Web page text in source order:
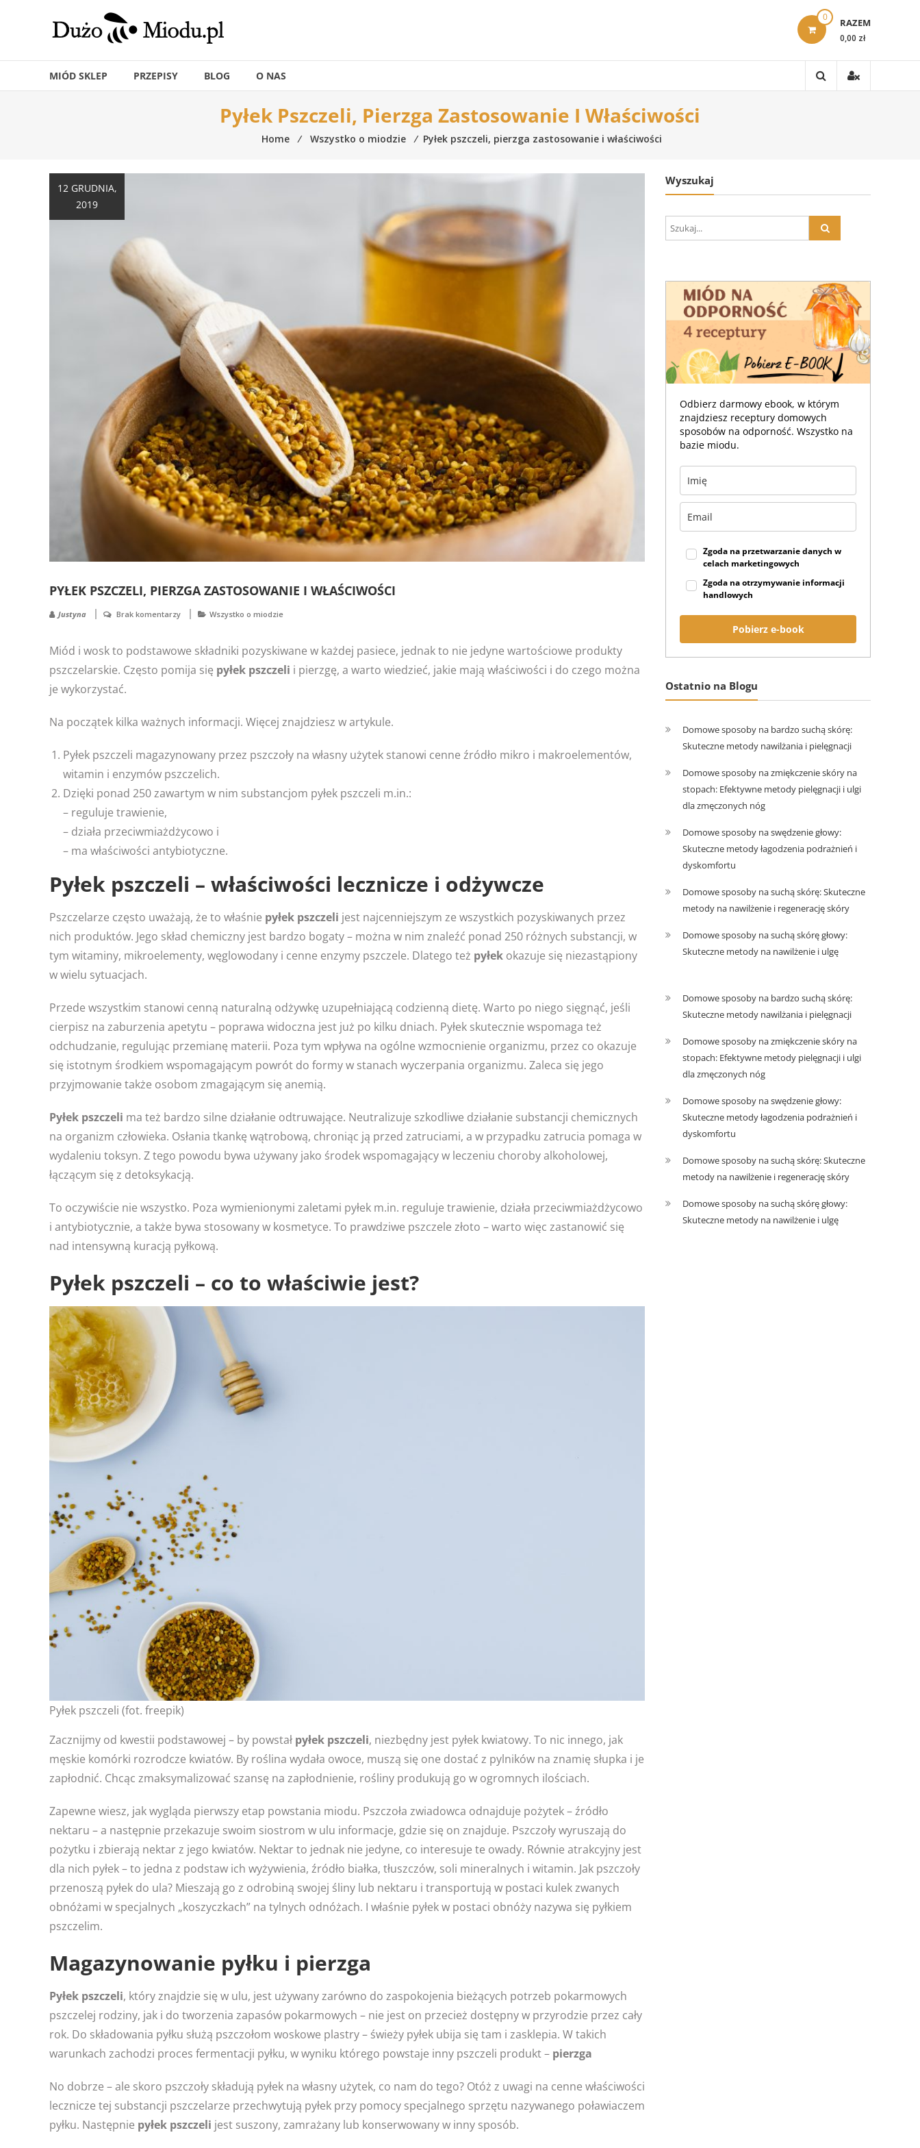
0 RAZEM
0,00 zł
MIÓD SKLEP PRZEPISY BLOG O NAS
Pyłek Pszczeli, Pierzga Zastosowanie I Właściwości
Home ⁄ Wszystko o miodzie ⁄ Pyłek pszczeli, pierzga zastosowanie i właściwości
12 GRUDNIA,
2019
PYŁEK PSZCZELI, PIERZGA ZASTOSOWANIE I WŁAŚCIWOŚCI
Justyna Brak komentarzy Wszystko o miodzie
Miód i wosk to podstawowe składniki pozyskiwane w każdej pasiece, jednak to nie jedyne wartościowe produkty
pszczelarskie. Często pomija się pyłek pszczeli i pierzgę, a warto wiedzieć, jakie mają właściwości i do czego można
je wykorzystać.
Na początek kilka ważnych informacji. Więcej znajdziesz w artykule.
Pyłek pszczeli magazynowany przez pszczoły na własny użytek stanowi cenne źródło mikro i makroelementów,
witamin i enzymów pszczelich.
Dzięki ponad 250 zawartym w nim substancjom pyłek pszczeli m.in.:
– reguluje trawienie,
– działa przeciwmiażdżycowo i
– ma właściwości antybiotyczne.
Pyłek pszczeli – właściwości lecznicze i odżywcze
Pszczelarze często uważają, że to właśnie pyłek pszczeli jest najcenniejszym ze wszystkich pozyskiwanych przez
nich produktów. Jego skład chemiczny jest bardzo bogaty – można w nim znaleźć ponad 250 różnych substancji, w
tym witaminy, mikroelementy, węglowodany i cenne enzymy pszczele. Dlatego też pyłek okazuje się niezastąpiony
w wielu sytuacjach.
Przede wszystkim stanowi cenną naturalną odżywkę uzupełniającą codzienną dietę. Warto po niego sięgnąć, jeśli
cierpisz na zaburzenia apetytu – poprawa widoczna jest już po kilku dniach. Pyłek skutecznie wspomaga też
odchudzanie, regulując przemianę materii. Poza tym wpływa na ogólne wzmocnienie organizmu, przez co okazuje
się istotnym środkiem wspomagającym powrót do formy w stanach wyczerpania organizmu. Zaleca się jego
przyjmowanie także osobom zmagającym się anemią.
Pyłek pszczeli ma też bardzo silne działanie odtruwające. Neutralizuje szkodliwe działanie substancji chemicznych
na organizm człowieka. Osłania tkankę wątrobową, chroniąc ją przed zatruciami, a w przypadku zatrucia pomaga w
wydaleniu toksyn. Z tego powodu bywa używany jako środek wspomagający w leczeniu choroby alkoholowej,
łączącym się z detoksykacją.
To oczywiście nie wszystko. Poza wymienionymi zaletami pyłek m.in. reguluje trawienie, działa przeciwmiażdżycowo
i antybiotycznie, a także bywa stosowany w kosmetyce. To prawdziwe pszczele złoto – warto więc zastanowić się
nad intensywną kuracją pyłkową.
Pyłek pszczeli – co to właściwie jest?
Pyłek pszczeli (fot. freepik)
Zacznijmy od kwestii podstawowej – by powstał pyłek pszczeli, niezbędny jest pyłek kwiatowy. To nic innego, jak
męskie komórki rozrodcze kwiatów. By roślina wydała owoce, muszą się one dostać z pylników na znamię słupka i je
zapłodnić. Chcąc zmaksymalizować szansę na zapłodnienie, rośliny produkują go w ogromnych ilościach.
Zapewne wiesz, jak wygląda pierwszy etap powstania miodu. Pszczoła zwiadowca odnajduje pożytek – źródło
nektaru – a następnie przekazuje swoim siostrom w ulu informacje, gdzie się on znajduje. Pszczoły wyruszają do
pożytku i zbierają nektar z jego kwiatów. Nektar to jednak nie jedyne, co interesuje te owady. Równie atrakcyjny jest
dla nich pyłek – to jedna z podstaw ich wyżywienia, źródło białka, tłuszczów, soli mineralnych i witamin. Jak pszczoły
przenoszą pyłek do ula? Mieszają go z odrobiną swojej śliny lub nektaru i transportują w postaci kulek zwanych
obnóżami w specjalnych „koszyczkach” na tylnych odnóżach. I właśnie pyłek w postaci obnóży nazywa się pyłkiem
pszczelim.
Magazynowanie pyłku i pierzga
Pyłek pszczeli, który znajdzie się w ulu, jest używany zarówno do zaspokojenia bieżących potrzeb pokarmowych
pszczelej rodziny, jak i do tworzenia zapasów pokarmowych – nie jest on przecież dostępny w przyrodzie przez cały
rok. Do składowania pyłku służą pszczołom woskowe plastry – świeży pyłek ubija się tam i zasklepia. W takich
warunkach zachodzi proces fermentacji pyłku, w wyniku którego powstaje inny pszczeli produkt – pierzga
No dobrze – ale skoro pszczoły składują pyłek na własny użytek, co nam do tego? Otóż z uwagi na cenne właściwości
lecznicze tej substancji pszczelarze przechwytują pyłek przy pomocy specjalnego sprzętu nazywanego poławiaczem
pyłku. Następnie pyłek pszczeli jest suszony, zamrażany lub konserwowany w inny sposób.
Wyszukaj
Odbierz darmowy ebook, w którym
znajdziesz receptury domowych
sposobów na odporność. Wszystko na
bazie miodu.
Zgoda na przetwarzanie danych w
celach marketingowych
Zgoda na otrzymywanie informacji
handlowych
Pobierz e-book
Ostatnio na Blogu
Domowe sposoby na bardzo suchą skórę:
Skuteczne metody nawilżania i pielęgnacji
Domowe sposoby na zmiękczenie skóry na
stopach: Efektywne metody pielęgnacji i ulgi
dla zmęczonych nóg
Domowe sposoby na swędzenie głowy:
Skuteczne metody łagodzenia podrażnień i
dyskomfortu
Domowe sposoby na suchą skórę: Skuteczne
metody na nawilżenie i regenerację skóry
Domowe sposoby na suchą skórę głowy:
Skuteczne metody na nawilżenie i ulgę
Domowe sposoby na bardzo suchą skórę:
Skuteczne metody nawilżania i pielęgnacji
Domowe sposoby na zmiękczenie skóry na
stopach: Efektywne metody pielęgnacji i ulgi
dla zmęczonych nóg
Domowe sposoby na swędzenie głowy:
Skuteczne metody łagodzenia podrażnień i
dyskomfortu
Domowe sposoby na suchą skórę: Skuteczne
metody na nawilżenie i regenerację skóry
Domowe sposoby na suchą skórę głowy:
Skuteczne metody na nawilżenie i ulgę